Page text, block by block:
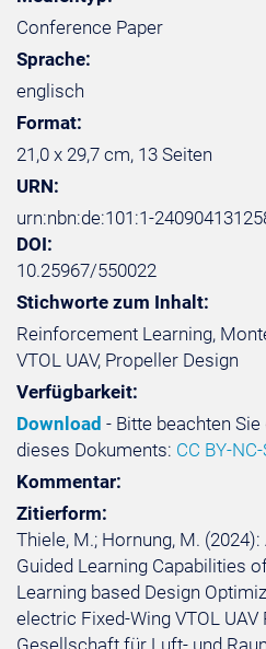
Conference Paper
Sprache:
englisch
Format:
21,0 x 29,7 cm, 13 Seiten
URN:
urn:nbn:de:101:1-
DOI:
10.25967/550022
Stichworte zum Inhalt:
Reinforcement Learning,
VTOL UAV, Propeller Design
Verfügbarkeit:
Download - Bitte beachten
dieses Dokuments: CC BY-
Kommentar:
Zitierform:
Thiele, M.; Hornung, M.
Guided Learning Capabilities
Learning based Design
electric Fixed-Wing VTOL
Gesellschaft für Luft- und